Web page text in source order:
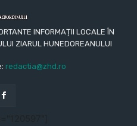
INFORMAȚII LOCALE ÎN
ZIARUL HUNEDOREANULUI
redactia@zhd.ro